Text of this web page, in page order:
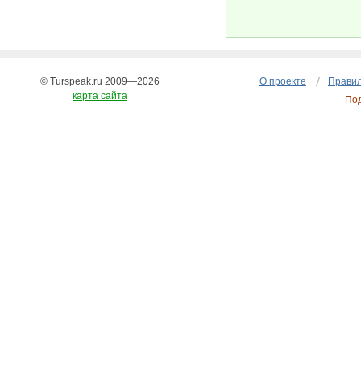
О проекте
© Turspeak.ru 2009—2026
карта сайта